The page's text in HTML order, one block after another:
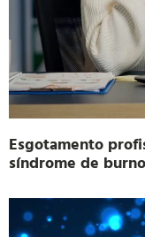
Esgotamento
síndrome de